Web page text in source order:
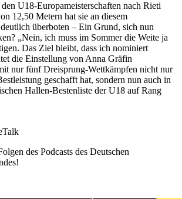
U18-Europameisterschaften nach Rieti
12,50 Metern hat sie an diesem
überboten – Ein Grund, sich nun
„Nein, ich muss im Sommer die Weite ja
Das Ziel bleibt, dass ich nominiert
die Einstellung von Anna Gräfin
nur fünf Dreisprung-Wettkämpfen nicht nur
geschafft hat, sondern nun auch in
Hallen-Bestenliste der U18 auf Rang
des Podcasts des Deutschen